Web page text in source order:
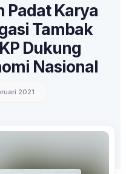
Padat Karya
Tambak
Dukung
Nasional
2021